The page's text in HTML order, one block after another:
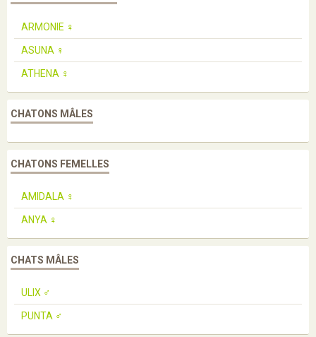
ARMONIE ♀️
ASUNA ♀️
ATHENA ♀️
CHATONS MÂLES
CHATONS FEMELLES
AMIDALA ♀️
ANYA ♀️
CHATS MÂLES
ULIX ♂️
PUNTA ♂️